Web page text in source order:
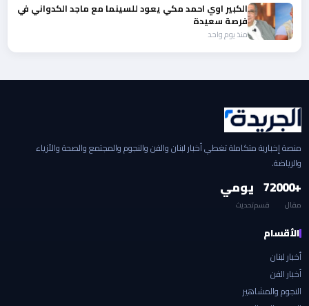
الكبير اوي احمد مكي يعود للسينما مع ماجد الكدواني في
فرصة سعيدة
منذ يوم واحد
منصة إخبارية متكاملة تغطي أخبار لبنان والفن والنجوم والمجتمع والصحة والأزياء
والرياضة.
+2000
مقال
7
قسم
يومي
تحديث
الأقسام
أخبار لبنان
أخبار الفن
النجوم والمشاهير